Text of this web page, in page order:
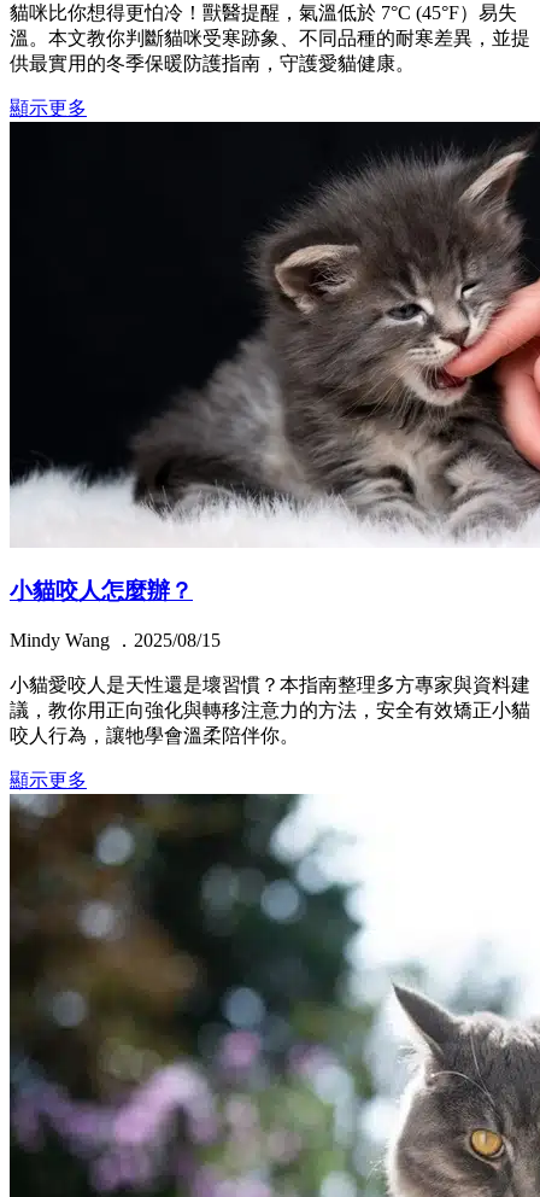
貓咪比你想得更怕冷！獸醫提醒，氣溫低於 7°C (45°F）易失
溫。本文教你判斷貓咪受寒跡象、不同品種的耐寒差異，並提
供最實用的冬季保暖防護指南，守護愛貓健康。
顯示更多
小貓咬人怎麼辦？
Mindy Wang ．2025/08/15
小貓愛咬人是天性還是壞習慣？本指南整理多方專家與資料建
議，教你用正向強化與轉移注意力的方法，安全有效矯正小貓
咬人行為，讓牠學會溫柔陪伴你。
顯示更多